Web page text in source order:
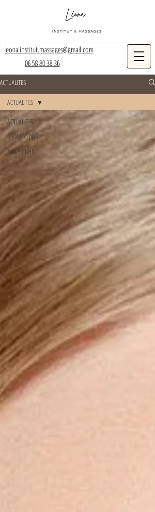
leona.institut.massages@gmail.com
06 58 80 38 36
ACTUALITES
ACTUALITES
PROMOTIONS
MARY COHR
ACTUALITES